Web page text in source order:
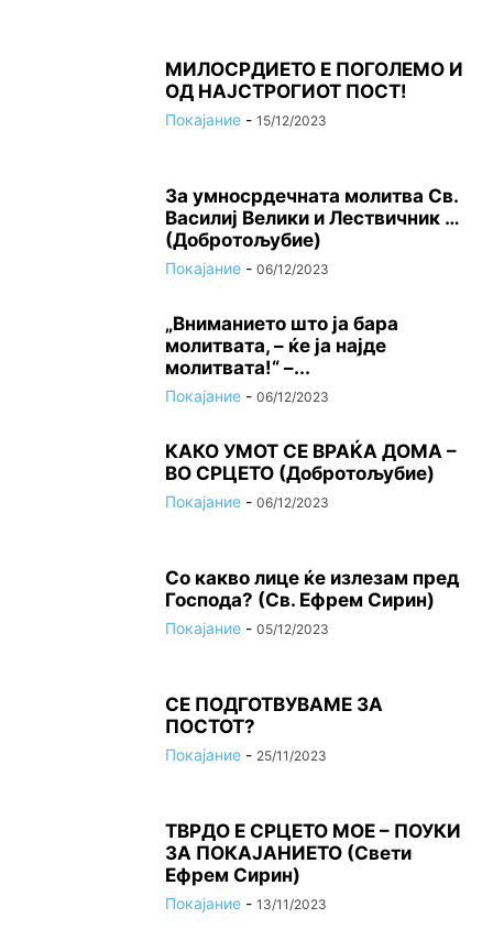
МИЛОСРДИЕТО Е ПОГОЛЕМО И
ОД НАЈСТРОГИОТ ПОСТ!
Покајание - 15/12/2023
За умносрдечната молитва Св.
Василиј Велики и Лествичник …
(Добротољубие)
Покајание - 06/12/2023
„Вниманието што jа бара
молитвата, – ќе jа најде
молитвата!“ –...
Покајание - 06/12/2023
КАКО УМОТ СЕ ВРАЌА ДОМА –
ВО СРЦЕТО (Добротољубие)
Покајание - 06/12/2023
Со какво лице ќе излезам пред
Господа? (Св. Ефрем Сирин)
Покајание - 05/12/2023
СЕ ПОДГОТВУВАМЕ ЗА
ПОСТОТ?
Покајание - 25/11/2023
ТВРДО Е СРЦЕТО МОЕ – ПОУКИ
ЗА ПОКАЈАНИЕТО (Свети
Ефрем Сирин)
Покајание - 13/11/2023